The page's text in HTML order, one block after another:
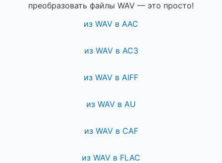
преобразовать файлы WAV — это просто!
из WAV в AAC
из WAV в AC3
из WAV в AIFF
из WAV в AU
из WAV в CAF
из WAV в FLAC